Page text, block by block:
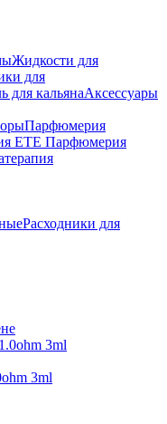
Жидкости для
для
для кальянаАксессуары
Парфюмерия
ETE Парфюмерия
Расходники для
3ml